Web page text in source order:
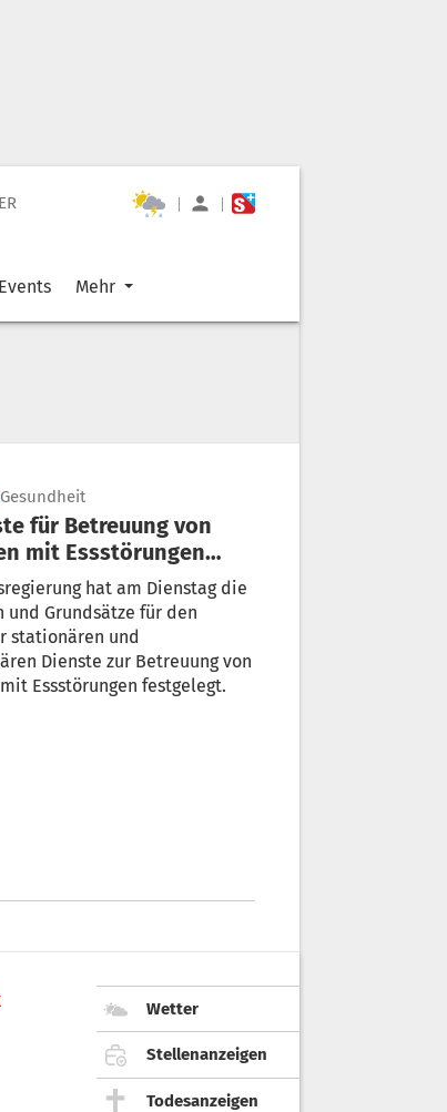
| |
Events Mehr
Gesundheit
mit Essstörungen
hat am Dienstag die
und Grundsätze für den
stationären und
Dienste zur Betreuung von
Essstörungen festgelegt.
Wetter
Stellenanzeigen
Todesanzeigen